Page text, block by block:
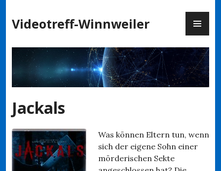
Inhalt
springen
Videotreff-Winnweiler
Jackals
Was können Eltern tun, wenn
sich der eigene Sohn einer
mörderischen Sekte